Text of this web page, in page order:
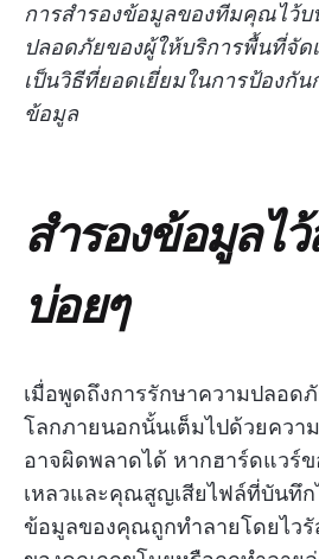
การสำรองข้อมูลของทีมคุณไว้บ
ปลอดภัยของผู้ให้บริการพื้นที่จั
เป็นวิธีที่ยอดเยี่ยมในการป้องกั
ข้อมูล
สำรองข้อมูลไ
บ่อยๆ
เมื่อพูดถึงการรักษาความปลอ
โลกภายนอกนั้นเต็มไปด้วยควา
อาจผิดพลาดได้ หากฮาร์ดแวร์
เหลวและคุณสูญเสียไฟล์ที่บันทึก
ข้อมูลของคุณถูกทำลายโดยไว